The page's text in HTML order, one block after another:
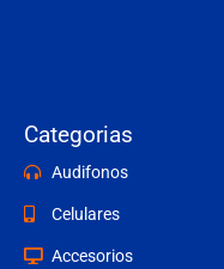
Categorias
Audifonos
Celulares
Accesorios